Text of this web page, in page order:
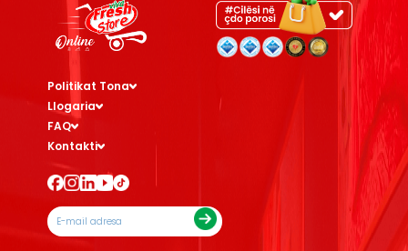
Politikat Tona
Llogaria
FAQ
Kontakti